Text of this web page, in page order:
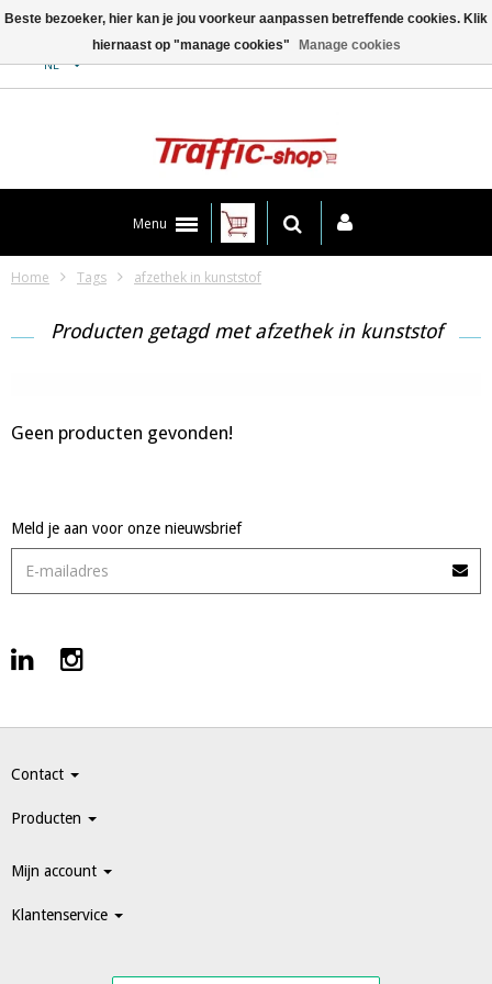
NL
Menu
Home Tags afzethek in kunststof
Producten getagd met afzethek in kunststof
Geen producten gevonden!
Meld je aan voor onze nieuwsbrief
Contact
Producten
Mijn account
Klantenservice
Beste bezoeker, hier kan je jou voorkeur aanpassen betreffende cookies. Klik
hiernaast op "manage cookies"
Manage cookies